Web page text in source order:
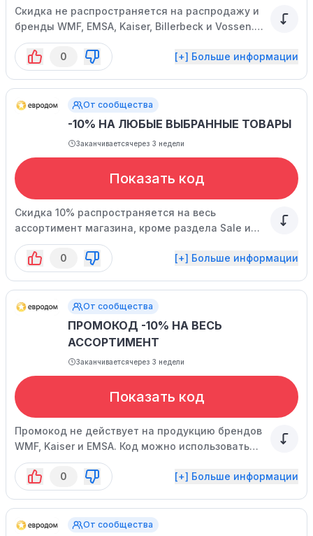
Скидка не распространяется на распродажу и
бренды WMF, EMSA, Kaiser, Billerbeck и Vossen.
Количество активаций кода ограничено.
0
[+] Больше информации
От сообщества
-10% НА ЛЮБЫЕ ВЫБРАННЫЕ ТОВАРЫ
Заканчиваетсячерез 3 недели
Показать код
Скидка 10% распространяется на весь
ассортимент магазина, кроме раздела Sale и
брендов WMF, EMSA, Kaiser. Акция может
завершиться досрочно.
0 [+] Больше информации
От сообщества
ПРОМОКОД -10% НА ВЕСЬ
АССОРТИМЕНТ
Заканчиваетсячерез 3 недели
Показать код
Промокод не действует на продукцию брендов
WMF, Kaiser и EMSA. Код можно использовать
ограниченное число раз.
0
[+] Больше информации
От сообщества